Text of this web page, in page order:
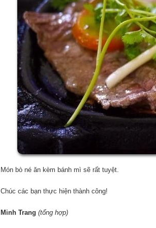
Món bò né ăn kèm bánh mì sẽ rất tuyệt.
Chúc các bạn thực hiện thành công!
Minh Trang (tổng hợp)